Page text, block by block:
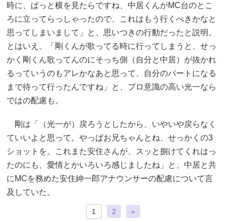
時に、ぱっと横を見たらですね、中居くんがMC台のとこ
ろに立ってらっしゃったので、これはもう行くべきかなと
思ってしまいまして」と、思いつきの行動だったと説明。
とはいえ、「剛くんが歌ってる時に行ってしまうと、せっ
かく剛くん歌ってんのにそっち側（自分と中居）が抜かれ
るっていうのもアレかなあと思って、自分のパートになる
まで待って行ったんですね」と、プロ意識の高い光一なら
ではの配慮も。
剛は「（光一が）戻ろうとしたから、いやいや戻らなく
ていいよと思って。やっぱお兄ちゃんとね、せっかくの3
ショットを。これまた安住さんが、スッと捌けてくれはっ
たのにも、愛情とかいろいろ感じましたね」と、中居と共
にMCを務めた安住紳一郎アナウンサーの配慮について言
及していた。
1 2 »